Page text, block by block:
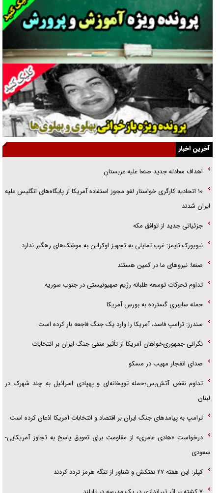
تغییر رویه دشمن در ترور از شیخ فضل‌الله تا مصباح یزدی
خرید قسطی اولش خنده و آخرش گریه است!
فوتبال و آن «بالا»!
راهبرد غافلگیری با نسل جدید پهپاد‌ها
جنجال پزشکان تقلبی در صنعت زیبایی
یهودی‌ها در ادبیات داستانی اروپا؛ از شکسپیر تا دیکنز
گفت‌وگو با خواهر یکی از شهدای جنگ رمضان/ خواهرم فرمانده جهادی و
اهل خدمت بی‌منت بود
آخرین اخبار
اهداف معادله جدید صنعا علیه عربستان
۱۰ اتحادیه کارگری خواستار لغو مجوز استفاده آمریکا از پایگاه‌های انگلیس علیه
ایران شدند
جزئیاتی جدید از توافق مکه
نیویورک تایمز: غرب تمایلی به تجهیز اوکراین به موشک‌های رهگیر ندارد
صنعا: نیروهای ما در کمین‌ هستند
تداوم تحرکات توسعه طلبانه رژیم صهیونیستی در جنوب سوریه
حمله سایبری گسترده به بورس آمریکا
سندرز: ترامپ فاسد، آمریکا را وارد یک جنگ فاجعه بار کرده است
نگرانی جمهوری‌خواهان آمریکا از تأثیر منفی جنگ ایران بر انتخابات
صدای انفجار مهیب در مسکو
تداوم نقض آتش‌بس؛حمله توپخانه‌ای و پهپادی اسرائیل به چند شهرک در
لبنان
ترامپ به پیامدهای جنگ ایران بر اقتصاد و انتخابات آمریکا اذعان کرده است
درخواست «هادی عامری» از مقاومت برای تعویق پاسخ به تجاوز آمریکایی-
سعودی
کپلر: این هفته ۲۷ نفتکش و شناور از تنگه هرمز تردد کردند